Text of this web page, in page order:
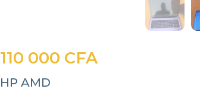
110 000 CFA
HP AMD